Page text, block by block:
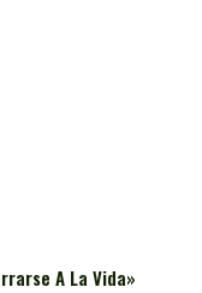
A La Vida»